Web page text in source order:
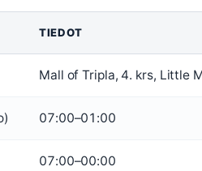
TIEDOT
Mall of Tripla, 4. krs, Little
07:00–01:00
07:00–00:00